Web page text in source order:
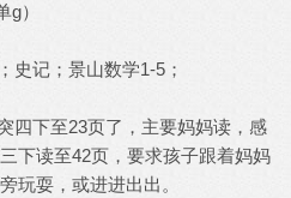
）
史记；景山数学1-5；
四下至23页了，主要妈妈读，感
下读至42页，要求孩子跟着妈妈
玩耍，或进进出出。